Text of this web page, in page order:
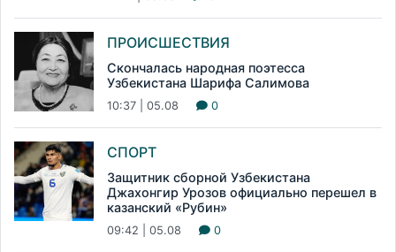
ПРОИСШЕСТВИЯ
Скончалась народная поэтесса
Узбекистана Шарифа Салимова
10:37 | 05.08 0
СПОРТ
Защитник сборной Узбекистана
Джахонгир Урозов официально перешел в
казанский «Рубин»
09:42 | 05.08 0